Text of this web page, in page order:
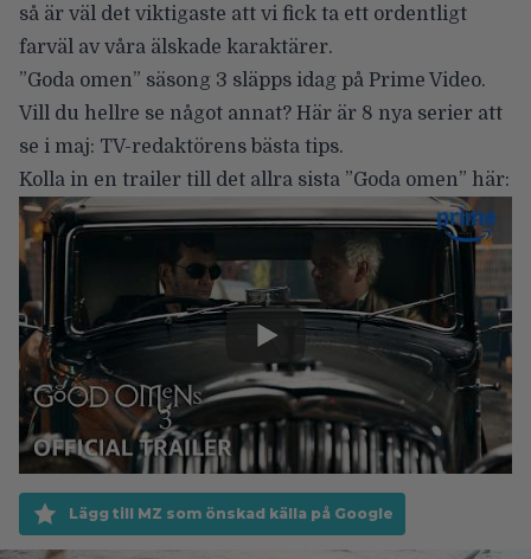
så är väl det viktigaste att vi fick ta ett ordentligt
farväl av våra älskade karaktärer.
”Goda omen” säsong 3 släpps idag på Prime Video.
Vill du hellre se något annat? Här är 8 nya serier att
se i maj: TV-redaktörens bästa tips.
Kolla in en trailer till det allra sista ”Goda omen” här:
Lägg till MZ som önskad källa på Google